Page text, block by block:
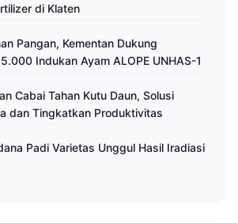
di Klaten
Pangan, Kementan Dukung
Indukan Ayam ALOPE UNHAS-1
Cabai Tahan Kutu Daun, Solusi
dan Tingkatkan Produktivitas
Padi Varietas Unggul Hasil Iradiasi